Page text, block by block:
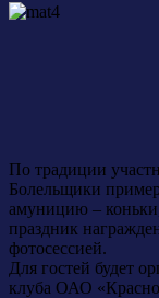
По традиции
Болельщики
амуницию –
праздник
фотосессией.
Для гостей будет
клуба ОАО